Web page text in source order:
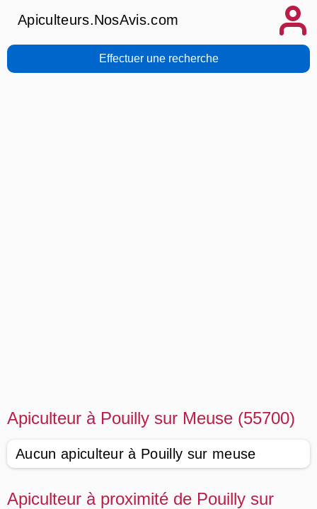
Apiculteurs.NosAvis.com
Effectuer une recherche
Apiculteur à Pouilly sur Meuse (55700)
Aucun apiculteur à Pouilly sur meuse
Apiculteur à proximité de Pouilly sur